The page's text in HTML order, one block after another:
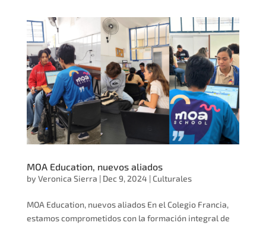
MOA Education, nuevos aliados
by Veronica Sierra | Dec 9, 2024 |Culturales
MOA Education, nuevos aliados En el Colegio Francia,
estamos comprometidos con la formación integral de